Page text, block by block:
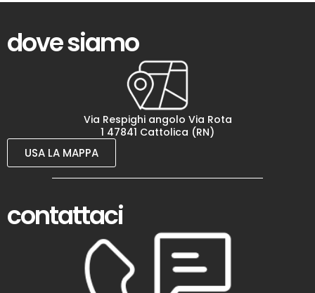
dove siamo
Via Respighi angolo Via Rota
1 47841 Cattolica (RN)
USA LA MAPPA
contattaci